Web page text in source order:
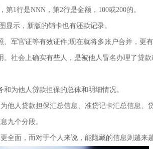
1行是NNN，第2行是金额，100或200的。
示，新版的销卡也有还款记录。
官证等有效证件;现在就将多账户合并，更有
社会上确实有些人，是被他人冒名办理了贷款
为他人贷款担保的总体和明细情况。
人贷款担保汇总信息、准贷记卡汇总信息、
九个分段。
面，而对于个人来说，能隐藏的信息则越来越